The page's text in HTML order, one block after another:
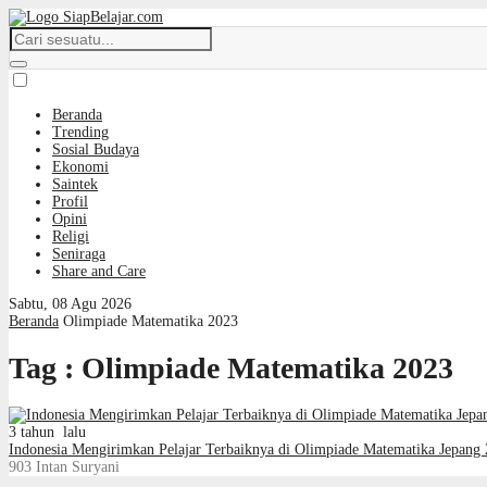
Beranda
Trending
Sosial Budaya
Ekonomi
Saintek
Profil
Opini
Religi
Seniraga
Share and Care
Sabtu, 08 Agu 2026
Beranda Olimpiade Matematika 2023
Tag : Olimpiade Matematika 2023
3 tahun lalu
Indonesia Mengirimkan Pelajar Terbaiknya di Olimpiade Matematika Jepang
903 Intan Suryani